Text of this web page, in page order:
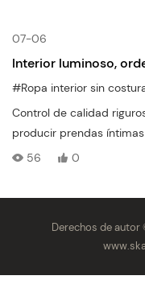
07-06
Interior luminoso,
ropa interior sin
#Ropa interior sin
Control de calidad
producir prendas
Ofrecemos pedidos
personalizados de
56 0
Derechos de autor